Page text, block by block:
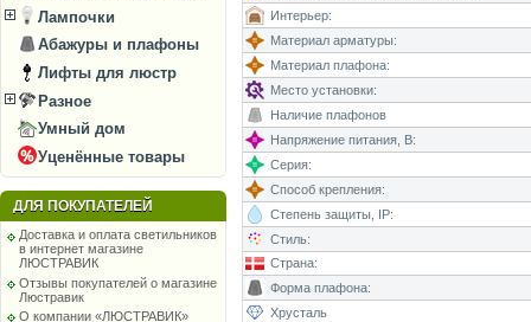
Лампочки
Абажуры и плафоны
Лифты для люстр
Разное
Умный дом
Уценённые товары
ДЛЯ ПОКУПАТЕЛЕЙ
Доставка и оплата светильников
в интернет магазине
ЛЮСТРАВИК
Отзывы покупателей о магазине
Люстравик
О компании «ЛЮСТРАВИК»
Интерьер:
Материал арматуры:
Материал плафона:
Место установки:
Наличие плафонов
Напряжение питания, В:
Серия:
Способ крепления:
Степень защиты, IP:
Стиль:
Страна:
Форма плафона:
Хрусталь